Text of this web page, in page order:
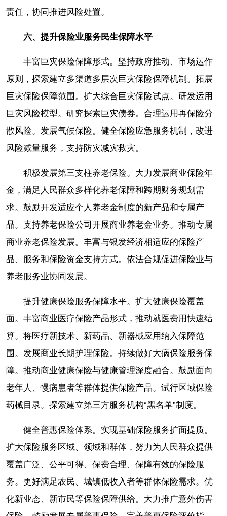
责任，协同推进风险处置。
六、提升保险业服务民生保障水平
丰富巨灾保险保障形式。坚持政府推动、市场运作
原则，探索建立多渠道多层次巨灾保险保障机制。拓展
巨灾保险保障范围。扩大综合巨灾保险试点。研发运用
巨灾风险模型。研究探索巨灾债券。合理运用再保险分
散风险。发展气候保险。健全保险应急服务机制，改进
风险减量服务，支持防灾减灾救灾。
积极发展第三支柱养老保险。大力发展商业保险年
金，满足人民群众多样化养老保障和跨期财务规划需
求。鼓励开发适应个人养老金制度的新产品和专属产
品。支持养老保险公司开展商业养老金业务。推动专属
商业养老保险发展。丰富与银发经济相适应的保险产
品、服务和保险资金支持方式。依法合规促进保险业与
养老服务业协同发展。
提升健康保险服务保障水平。扩大健康保险覆盖
面。丰富商业医疗保险产品形式，推动就医费用快速结
算。将医疗新技术、新药品、新器械应用纳入保障范
围。发展商业长期护理保险。持续做好大病保险服务保
障。推动商业健康保险与健康管理深度融合。鼓励面向
老年人、慢病患者等群体提供保险产品。试行区域保险
药械目录。探索建立第三方服务机构“黑名单”制度。
健全普惠保险体系。实现基础保险服务扩面提质。
扩大保险服务区域、领域和群体，努力为人民群众提供
覆盖广泛、公平可得、保费合理、保障有效的保险服
务。更好满足农民、城镇低收入者等群体保险需求。优
化新业态、新市民等保险保障供给。大力推广意外伤害